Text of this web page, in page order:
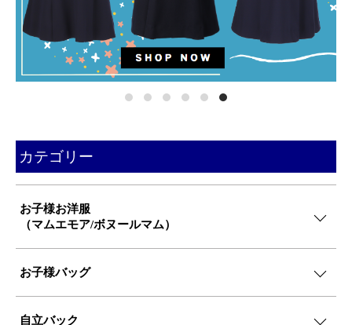
カテゴリー
お子様お洋服
（マムエモア/ボヌールマム）
お子様バッグ
自立バック